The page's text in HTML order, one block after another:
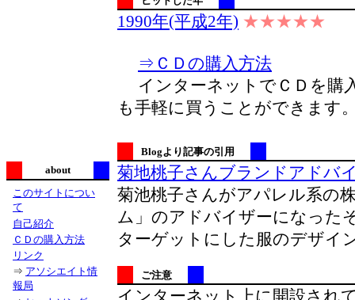
about
このサイトについ
て
自己紹介
ＣＤの購入方法
リンク
⇒ アソシエイト情
報局
1990年(平成2年) ★★★★★
⇒ＣＤの購入方法
インターネットでＣＤを購
も手軽に買うことができます
Blogより記事の引用
菊地桃子さんブランドアドバ
菊池桃子さんがアパレル系の
ム」のアドバイザーになった
ターゲットにした服のデザイ
ご注意
インターネット上に開設され